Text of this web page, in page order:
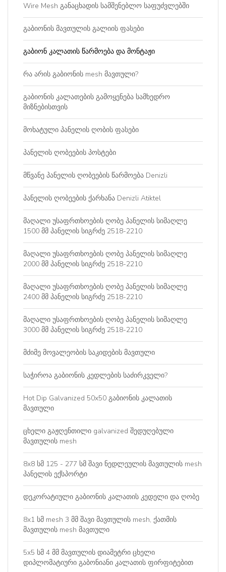
Wire Mesh განაცხადის სამშენებლო საფუძვლებში
გაბიონის მავთულის გალიის ფასები
გაბიონ კალათის წარმოება და მონტაჟი
რა არის გაბიონის mesh მავთული?
გაბიონის კალათების გამოყენება სამხედრო
მიზნებისთვის
მოხატული პანელის ღობის ფასები
პანელის ღობეების პოსტები
მწვანე პანელის ღობეების წარმოება Denizli
პანელის ღობეების ქარხანა Denizli Atiktel
მაღალი უსაფრთხოების ღობე პანელის სიმაღლე
1500 მმ პანელის სიგრძე 2518-2210
მაღალი უსაფრთხოების ღობე პანელის სიმაღლე
2000 მმ პანელის სიგრძე 2518-2210
მაღალი უსაფრთხოების ღობე პანელის სიმაღლე
2400 მმ პანელის სიგრძე 2518-2210
მაღალი უსაფრთხოების ღობე პანელის სიმაღლე
3000 მმ პანელის სიგრძე 2518-2210
მძიმე მოვალეობის საკიდების მავთული
საჭიროა გაბიონის კედლების საძირკველი?
Hot Dip Galvanized 50x50 გაბიონის კალათის
მავთული
ცხელი გაჟღენთილი galvanized შედუღებული
მავთულის mesh
8x8 სმ 125 - 277 სმ შავი ნედლეულის მავთულის mesh
პანელის ექსპორტი
დეკორატიული გაბიონის კალათის კედელი და ღობე
8x1 სმ mesh 3 მმ შავი მავთულის mesh, ქათმის
მავთულის mesh მავთული
5x5 სმ 4 მმ მავთულის დიამეტრი ცხელი
დიპლომატიური გაბონიანი კალათის ფირფიტებით